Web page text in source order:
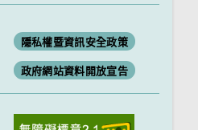
隱私權暨資訊安全政策
政府網站資料開放宣告